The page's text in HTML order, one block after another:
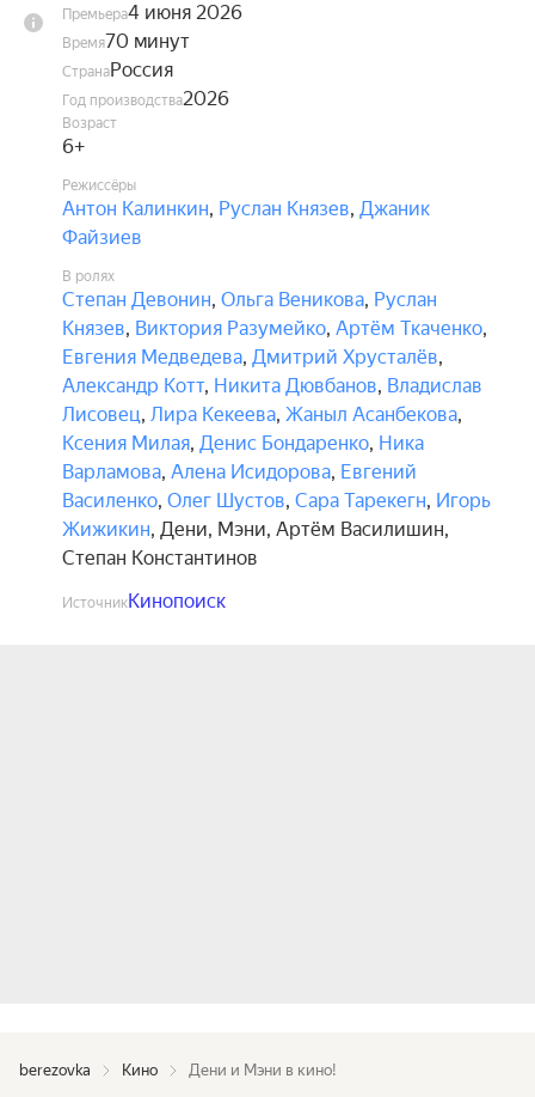
Премьера4 июня 2026
Время70 минут
СтранаРоссия
Год производства2026
Возраст
6+
Режиссёры
Антон Калинкин, Руслан Князев, Джаник
Файзиев
В ролях
Степан Девонин, Ольга Веникова, Руслан
Князев, Виктория Разумейко, Артём Ткаченко,
Евгения Медведева, Дмитрий Хрусталёв,
Александр Котт, Никита Дювбанов, Владислав
Лисовец, Лира Кекеева, Жаныл Асанбекова,
Ксения Милая, Денис Бондаренко, Ника
Варламова, Алена Исидорова, Евгений
Василенко, Олег Шустов, Сара Тарекегн, Игорь
Жижикин, Дени, Мэни, Артём Василишин,
Степан Константинов
ИсточникКинопоиск
berezovka Кино Дени и Мэни в кино!